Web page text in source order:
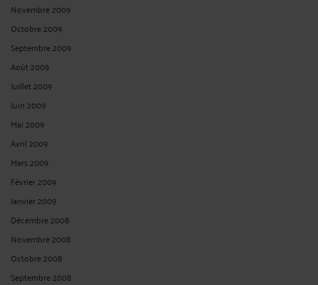
Novembre 2009
Octobre 2009
Septembre 2009
Août 2009
Juillet 2009
Juin 2009
Mai 2009
Avril 2009
Mars 2009
Février 2009
Janvier 2009
Décembre 2008
Novembre 2008
Octobre 2008
Septembre 2008